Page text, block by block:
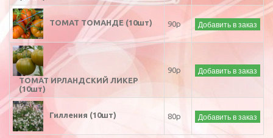
ТОМАТ ТОМАНДЕ (10шт) 90р Добавить в заказ
ТОМАТ ИРЛАНДСКИЙ ЛИКЕР
(10шт)
90р Добавить в заказ
Гилления (10шт) 80р Добавить в заказ